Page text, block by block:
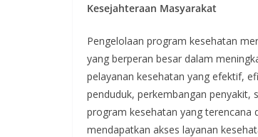
Kesejahteraan Masyarakat
Pengelolaan program kesehatan
yang berperan besar dalam
pelayanan kesehatan yang efektif,
penduduk, perkembangan penyakit,
program kesehatan yang
mendapatkan akses layanan